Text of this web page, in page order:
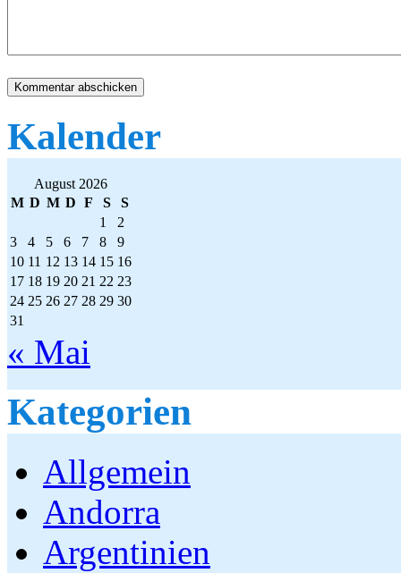
Kalender
August 2026
M D M D F S
S
1
2
3
4 5 6 7 8
9
10 11 12 13 14 15 16
17 18 19 20 21 22 23
24 25 26 27 28 29 30
31
« Mai
Kategorien
Allgemein
Andorra
Argentinien